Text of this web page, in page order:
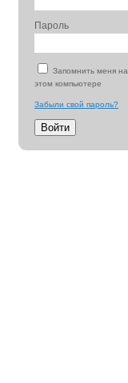
Пароль
Запомнить меня на
этом компьютере
Забыли свой пароль?